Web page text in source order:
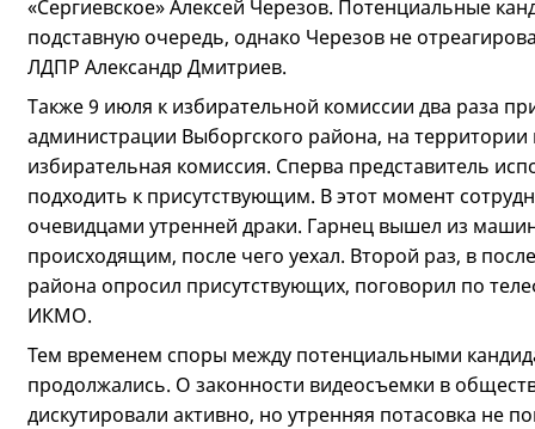
«Сергиевское» Алексей Черезов. Потенциальные
подставную очередь, однако Черезов не
ЛДПР Александр Дмитриев.
Также 9 июля к избирательной комиссии два раза
администрации Выборгского района, на территории
избирательная комиссия. Сперва представитель
подходить к присутствующим. В этот момент
очевидцами утренней драки. Гарнец вышел из
происходящим, после чего уехал. Второй раз, в
района опросил присутствующих, поговорил по
ИКМО.
Тем временем споры между потенциальными
продолжались. О законности видеосъемки в
дискутировали активно, но утренняя потасовка не